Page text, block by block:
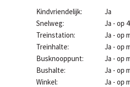
Kindvriendelijk:
Ja
Snelweg:
Ja - op
Treinstation:
Ja - op
Treinhalte:
Ja - op
Busknooppunt:
Ja - op
Bushalte:
Ja - op
Winkel:
Ja - op